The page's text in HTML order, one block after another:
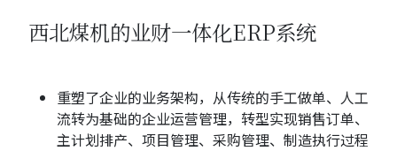
西北煤机的业财一体化ERP系统
重塑了企业的业务架构，从传统的手工做单、人工
流转为基础的企业运营管理，转型实现销售订单、
主计划排产、项目管理、采购管理、制造执行过程